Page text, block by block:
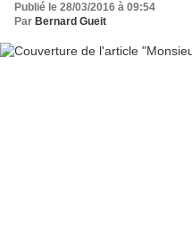
Publié le 28/03/2016 à 09:54
Par Bernard Gueit